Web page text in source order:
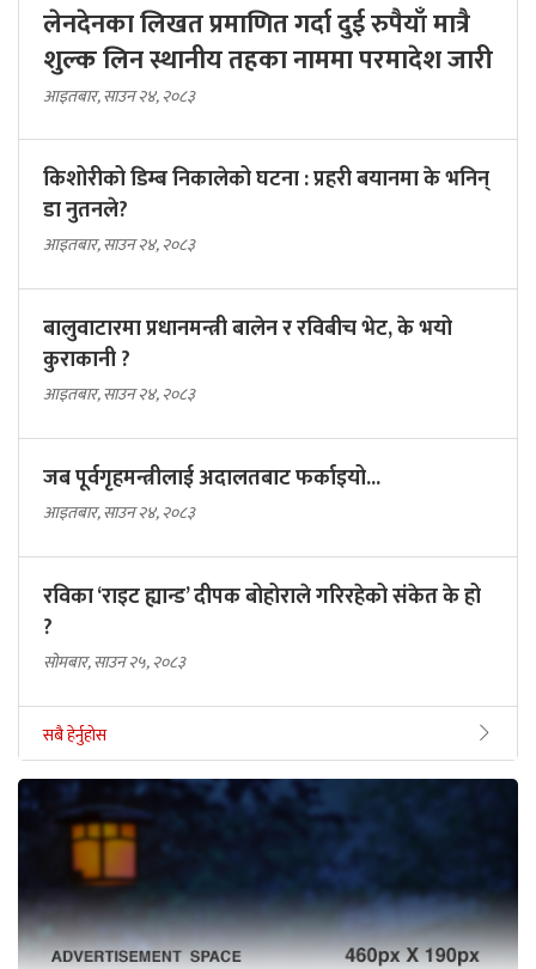
लेनदेनका लिखत प्रमाणित गर्दा दुई रुपैयाँ मात्रै
शुल्क लिन स्थानीय तहका नाममा परमादेश जारी
आइतबार, साउन २४, २०८३
किशोरीको डिम्ब निकालेको घटना : प्रहरी बयानमा के भनिन्
डा नुतनले?
आइतबार, साउन २४, २०८३
बालुवाटारमा प्रधानमन्त्री बालेन र रविबीच भेट, के भयो
कुराकानी ?
आइतबार, साउन २४, २०८३
जब पूर्वगृहमन्त्रीलाई अदालतबाट फर्काइयो...
आइतबार, साउन २४, २०८३
रविका ‘राइट ह्यान्ड’ दीपक बोहोराले गरिरहेको संकेत के हो
?
सोमबार, साउन २५, २०८३
सबै हेर्नुहोस